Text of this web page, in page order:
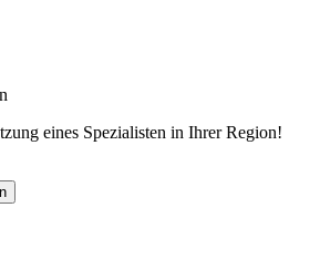
eines Spezialisten in Ihrer Region!